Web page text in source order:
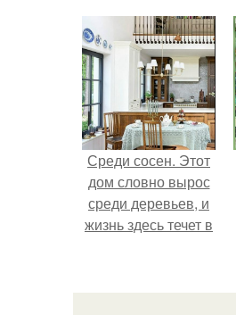
Среди сосен. Этот
дом словно вырос
среди деревьев, и
жизнь здесь течет в
спешки и лишнего